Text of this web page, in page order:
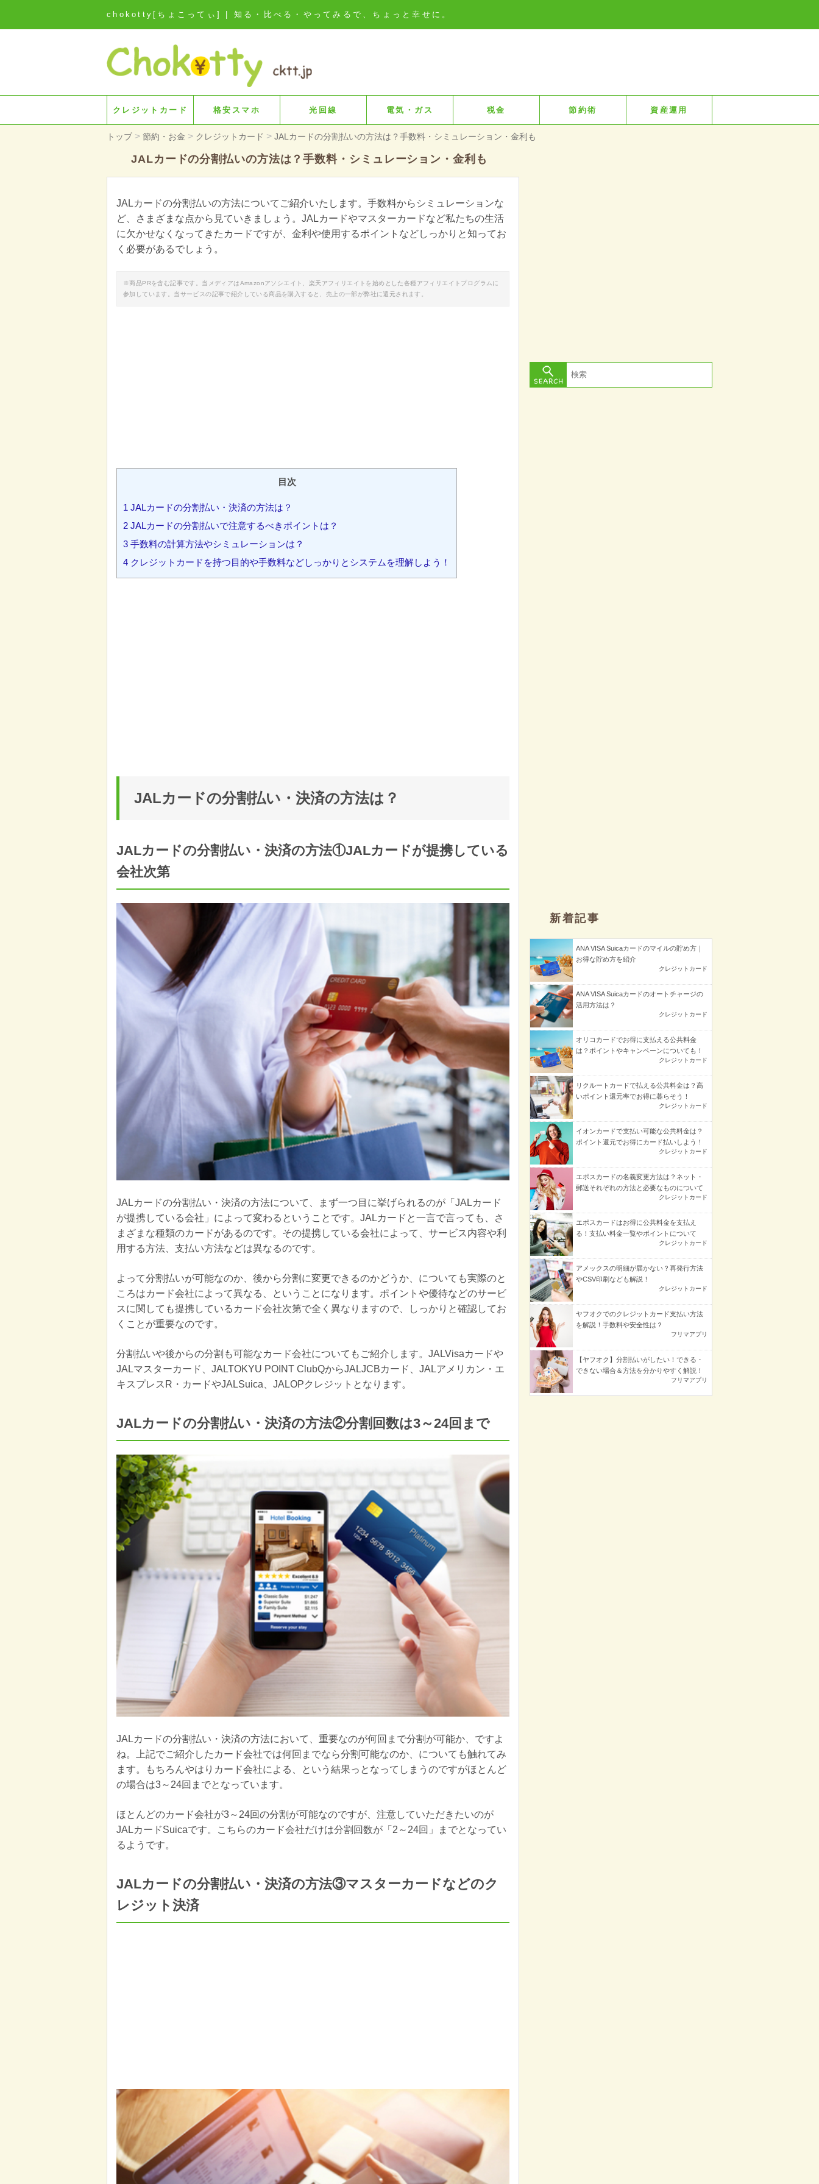
chokotty[ちょこってぃ] | 知る・比べる・やってみるで、ちょっと幸せに。
クレジットカード 格安スマホ 光回線 電気・ガス 税金 節約術 資産運用
トップ > 節約・お金 > クレジットカード > JALカードの分割払いの方法は？手数料・シミュレーション・金利も
JALカードの分割払いの方法は？手数料・シミュレーション・金利も
JALカードの分割払いの方法についてご紹介いたします。手数料からシミュレーションな
ど、さまざまな点から見ていきましょう。JALカードやマスターカードなど私たちの生活
に欠かせなくなってきたカードですが、金利や使用するポイントなどしっかりと知ってお
く必要があるでしょう。
※商品PRを含む記事です。当メディアはAmazonアソシエイト、楽天アフィリエイトを始めとした各種アフィリエイトプログラムに
参加しています。当サービスの記事で紹介している商品を購入すると、売上の一部が弊社に還元されます。
目次
1 JALカードの分割払い・決済の方法は？
2 JALカードの分割払いで注意するべきポイントは？
3 手数料の計算方法やシミュレーションは？
4 クレジットカードを持つ目的や手数料などしっかりとシステムを理解しよう！
JALカードの分割払い・決済の方法は？
JALカードの分割払い・決済の方法①JALカードが提携している
会社次第
JALカードの分割払い・決済の方法について、まず一つ目に挙げられるのが「JALカード
が提携している会社」によって変わるということです。JALカードと一言で言っても、さ
まざまな種類のカードがあるのです。その提携している会社によって、サービス内容や利
用する方法、支払い方法などは異なるのです。
よって分割払いが可能なのか、後から分割に変更できるのかどうか、についても実際のと
ころはカード会社によって異なる、ということになります。ポイントや優待などのサービ
スに関しても提携しているカード会社次第で全く異なりますので、しっかりと確認してお
くことが重要なのです。
分割払いや後からの分割も可能なカード会社についてもご紹介します。JALVisaカードや
JALマスターカード、JALTOKYU POINT ClubQからJALJCBカード、JALアメリカン・エ
キスプレスR・カードやJALSuica、JALOPクレジットとなります。
JALカードの分割払い・決済の方法②分割回数は3～24回まで
JALカードの分割払い・決済の方法において、重要なのが何回まで分割が可能か、ですよ
ね。上記でご紹介したカード会社では何回までなら分割可能なのか、についても触れてみ
ます。もちろんやはりカード会社による、という結果っとなってしまうのですがほとんど
の場合は3～24回までとなっています。
ほとんどのカード会社が3～24回の分割が可能なのですが、注意していただきたいのが
JALカードSuicaです。こちらのカード会社だけは分割回数が「2～24回」までとなってい
るようです。
JALカードの分割払い・決済の方法③マスターカードなどのク
レジット決済
新着記事
ANA VISA Suicaカードのマイルの貯め方｜
お得な貯め方を紹介
クレジットカード
ANA VISA Suicaカードのオートチャージの
活用方法は？
クレジットカード
オリコカードでお得に支払える公共料金
は？ポイントやキャンペーンについても！
クレジットカード
リクルートカードで払える公共料金は？高
いポイント還元率でお得に暮らそう！
クレジットカード
イオンカードで支払い可能な公共料金は？
ポイント還元でお得にカード払いしよう！
クレジットカード
エポスカードの名義変更方法は？ネット・
郵送それぞれの方法と必要なものについて
クレジットカード
エポスカードはお得に公共料金を支払え
る！支払い料金一覧やポイントについて
クレジットカード
アメックスの明細が届かない？再発行方法
やCSV印刷なども解説！
クレジットカード
ヤフオクでのクレジットカード支払い方法
を解説！手数料や安全性は？
フリマアプリ
【ヤフオク】分割払いがしたい！できる・
できない場合＆方法を分かりやすく解説！
フリマアプリ